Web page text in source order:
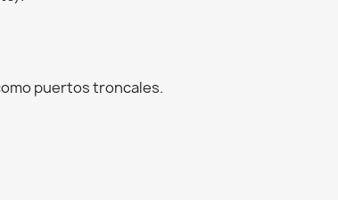
puertos troncales.